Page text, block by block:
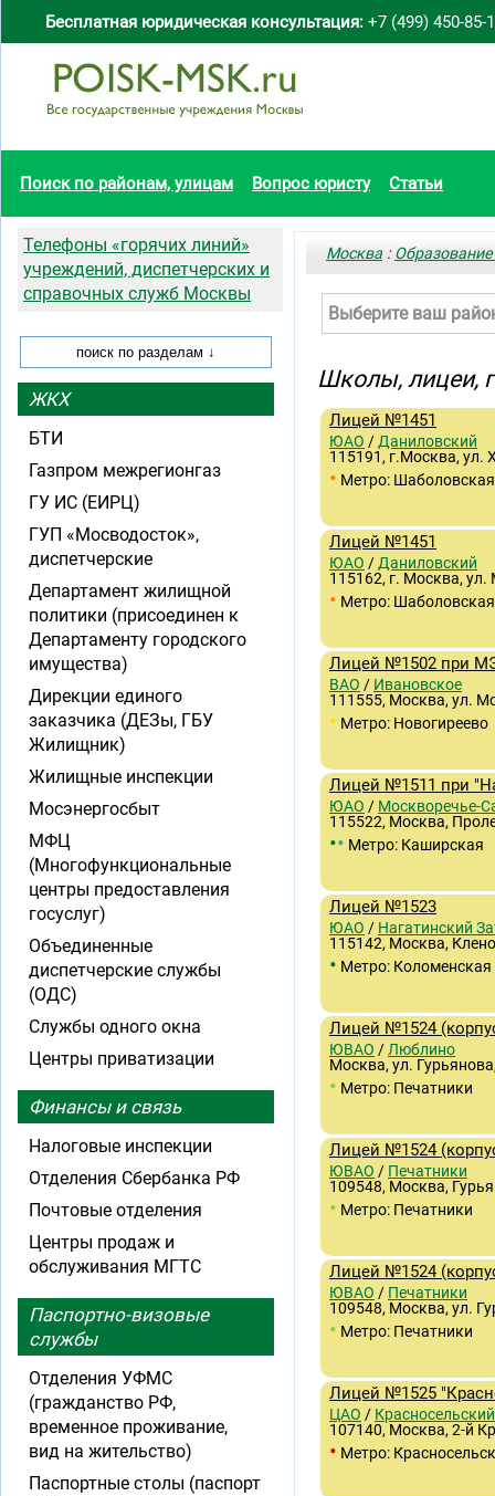
Бесплатная юридическая консультация: +7 (499) 450-85-
Поиск по районам, улицам Вопрос юристу Статьи
Москва :
Выберите ваш
Школы, лицеи,
Лицей №1451
ЮАО / Даниловский
115191, г.Москва, ул.
• Метро: Шаболовская
Лицей №1451
ЮАО / Даниловский
115162, г. Москва,
• Метро: Шаболовская
Лицей №1502 при
ВАО / Ивановское
111555, Москва, ул.
• Метро: Новогиреево
Лицей №1511 при
ЮАО / Москворечье-
115522, Москва,
•• Метро: Каширская
Лицей №1523
ЮАО / Нагатинский
115142, Москва,
• Метро: Коломенская
Лицей №1524
ЮВАО / Люблино
Москва, ул.
• Метро: Печатники
Лицей №1524
ЮВАО / Печатники
109548, Москва,
• Метро: Печатники
Лицей №1524
ЮВАО / Печатники
109548, Москва, ул.
• Метро: Печатники
Лицей №1525
ЦАО / Красносельский
107140, Москва, 2-й
• Метро:
Телефоны «горячих линий»
учреждений, диспетчерских и
справочных служб Москвы
ЖКХ
БТИ
Газпром межрегионгаз
ГУ ИС (ЕИРЦ)
ГУП «Мосводосток»,
диспетчерские
Департамент жилищной
политики (присоединен к
Департаменту городского
имущества)
Дирекции единого
заказчика (ДЕЗы, ГБУ
Жилищник)
Жилищные инспекции
Мосэнергосбыт
МФЦ
(Многофункциональные
центры предоставления
госуслуг)
Объединенные
диспетчерские службы
(ОДС)
Службы одного окна
Центры приватизации
Финансы и связь
Налоговые инспекции
Отделения Сбербанка РФ
Почтовые отделения
Центры продаж и
обслуживания МГТС
Паспортно-визовые
службы
Отделения УФМС
(гражданство РФ,
временное проживание,
вид на жительство)
Паспортные столы (паспорт